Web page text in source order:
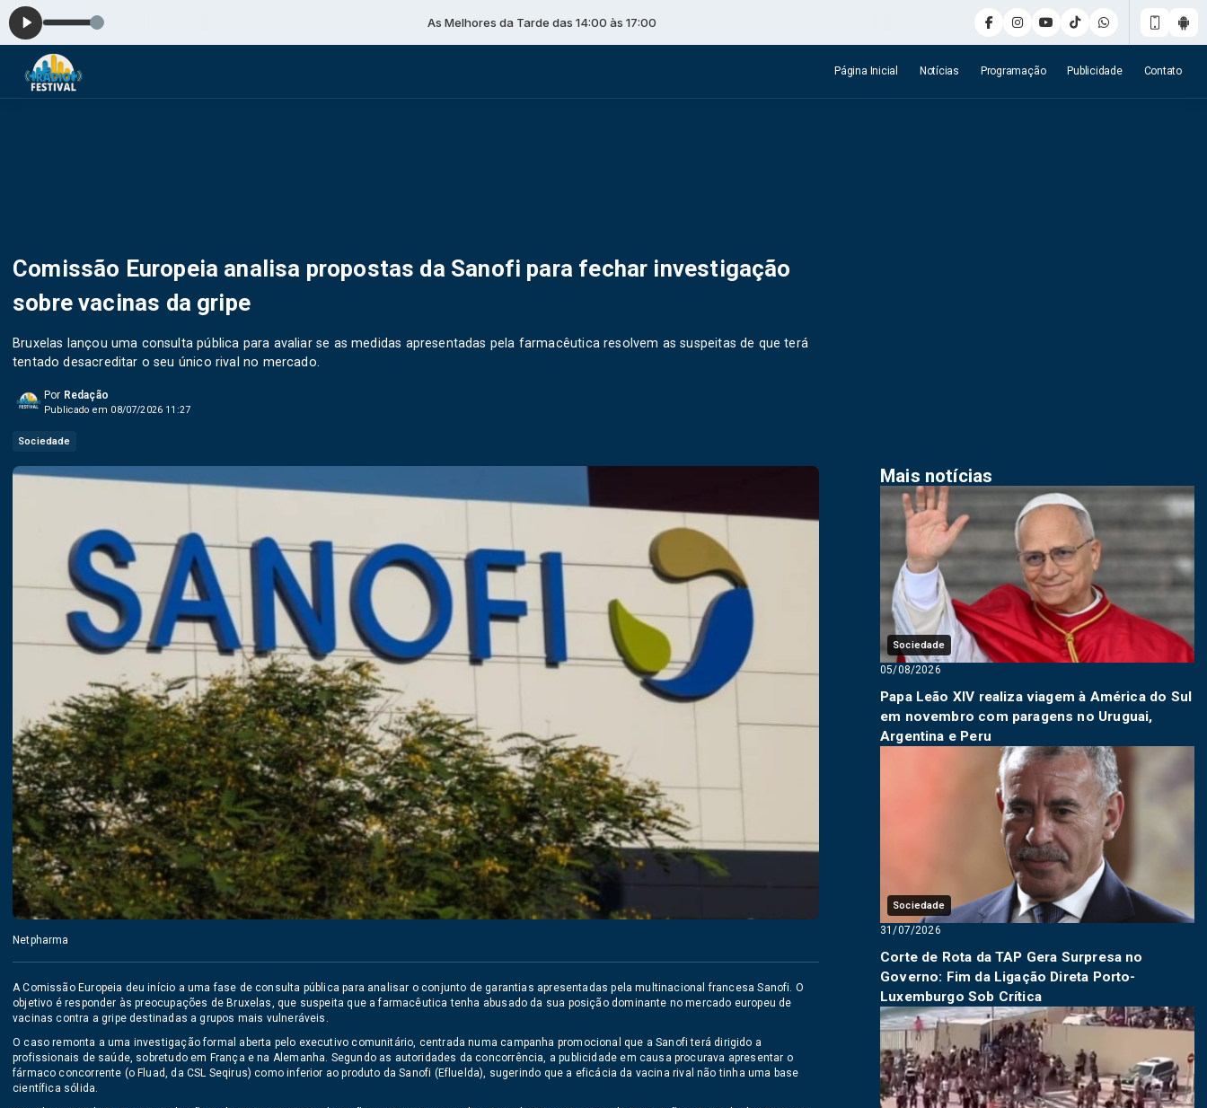
As Melhores da Tarde das 14:00 às 17:00
Página Inicial Notícias Programação Publicidade Contato
Comissão Europeia analisa propostas da Sanofi para fechar investigação
sobre vacinas da gripe
Bruxelas lançou uma consulta pública para avaliar se as medidas apresentadas pela farmacêutica resolvem as suspeitas de que terá
tentado desacreditar o seu único rival no mercado.
Por Redação
Publicado em 08/07/2026 11:27
Sociedade
Netpharma
A Comissão Europeia deu início a uma fase de consulta pública para analisar o conjunto de garantias apresentadas pela multinacional francesa Sanofi. O
objetivo é responder às preocupações de Bruxelas, que suspeita que a farmacêutica tenha abusado da sua posição dominante no mercado europeu de
vacinas contra a gripe destinadas a grupos mais vulneráveis.
O caso remonta a uma investigação formal aberta pelo executivo comunitário, centrada numa campanha promocional que a Sanofi terá dirigido a
profissionais de saúde, sobretudo em França e na Alemanha. Segundo as autoridades da concorrência, a publicidade em causa procurava apresentar o
fármaco concorrente (o Fluad, da CSL Seqirus) como inferior ao produto da Sanofi (Efluelda), sugerindo que a eficácia da vacina rival não tinha uma base
científica sólida.
Mais notícias
Sociedade
05/08/2026
Papa Leão XIV realiza viagem à América do Sul
em novembro com paragens no Uruguai,
Argentina e Peru
Sociedade
31/07/2026
Corte de Rota da TAP Gera Surpresa no
Governo: Fim da Ligação Direta Porto-
Luxemburgo Sob Crítica